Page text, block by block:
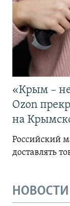
«Крым –
Ozon
на
Российский
доставлять
НОВОСТИ